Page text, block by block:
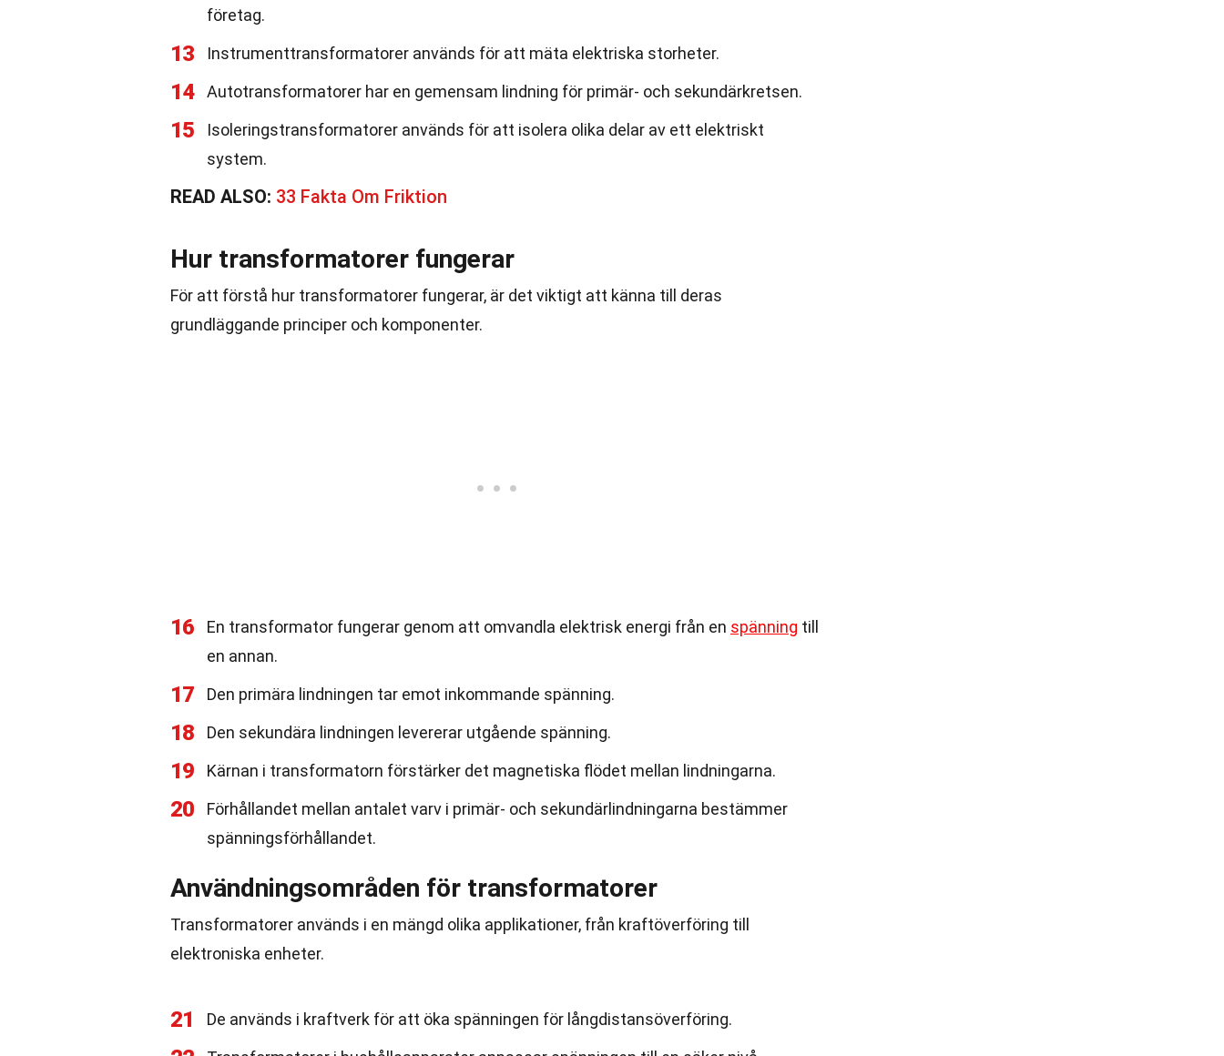
företag.
13 Instrumenttransformatorer används för att mäta elektriska storheter.
14 Autotransformatorer har en gemensam lindning för primär- och sekundärkretsen.
15
Isoleringstransformatorer används för att isolera olika delar av ett elektriskt
system.
READ ALSO: 33 Fakta Om Friktion
Hur transformatorer fungerar
För att förstå hur transformatorer fungerar, är det viktigt att känna till deras
grundläggande principer och komponenter.
16 En transformator fungerar genom att omvandla elektrisk energi från en spänning till
en annan.
17 Den primära lindningen tar emot inkommande spänning.
18 Den sekundära lindningen levererar utgående spänning.
19 Kärnan i transformatorn förstärker det magnetiska flödet mellan lindningarna.
20
Förhållandet mellan antalet varv i primär- och sekundärlindningarna bestämmer
spänningsförhållandet.
Användningsområden för transformatorer
Transformatorer används i en mängd olika applikationer, från kraftöverföring till
elektroniska enheter.
21 De används i kraftverk för att öka spänningen för långdistansöverföring.